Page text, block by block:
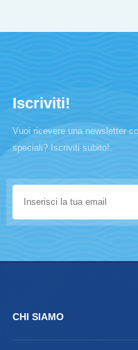
Iscriviti!
Vuoi ricevere una newsletter
speciali? Iscriviti subito!.
CHI SIAMO